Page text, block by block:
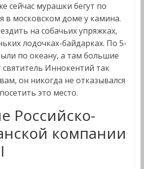
сейчас мурашки бегут по
в московском доме у камина.
на собачьих упряжках,
лодочках-байдарках. По 5-
по океану, а там большие
Иннокентий так
он никогда не отказывался
это место.
Российско-
компании